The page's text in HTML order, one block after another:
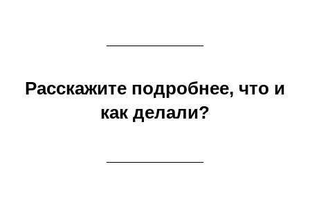
Расскажите подробнее, что и
как делали?